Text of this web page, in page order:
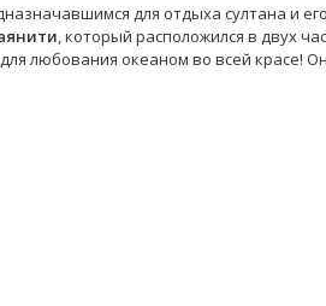
для отдыха султана и
, который расположился в двух
любования океаном во всей красе!